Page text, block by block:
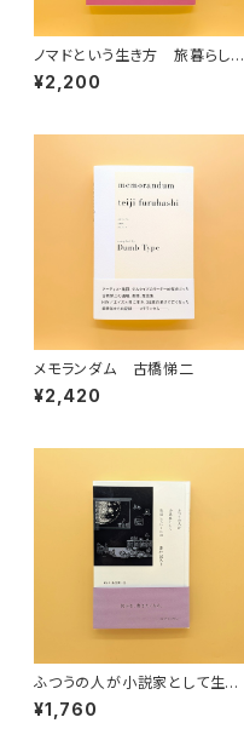
ノマドという生き方 旅暮らしの
人類学（教養みらい選書 10）
¥2,200
メモランダム 古橋悌二
¥2,420
ふつうの人が小説家として生活
していくには
¥1,760